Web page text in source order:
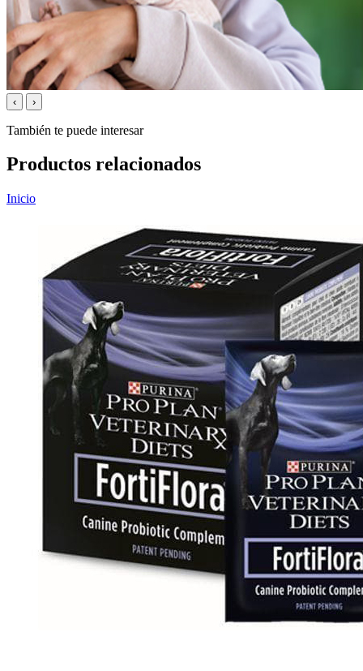
‹ ›
También te puede interesar
Productos relacionados
Inicio